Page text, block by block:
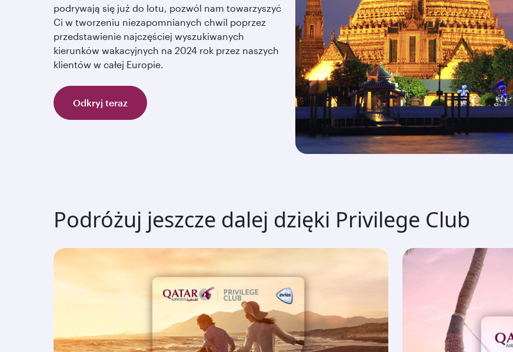
podrywają się już do lotu, pozwól nam towarzyszyć
Ci w tworzeniu niezapomnianych chwil poprzez
przedstawienie najczęściej wyszukiwanych
kierunków wakacyjnych na 2024 rok przez naszych
klientów w całej Europie.
Odkryj teraz
Podróżuj jeszcze dalej dzięki Privilege Club